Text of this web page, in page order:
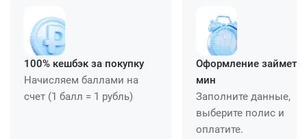
100% кешбэк за покупку
Начисляем баллами на
счет (1 балл = 1 рубль)
Оформление займет
мин
Заполните данные,
выберите полис и
оплатите.